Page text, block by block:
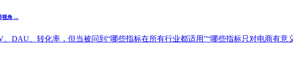
视角 ...
DAU、转化率，但当被问到“哪些指标在所有行业都适用”“哪些指标只对电商有意